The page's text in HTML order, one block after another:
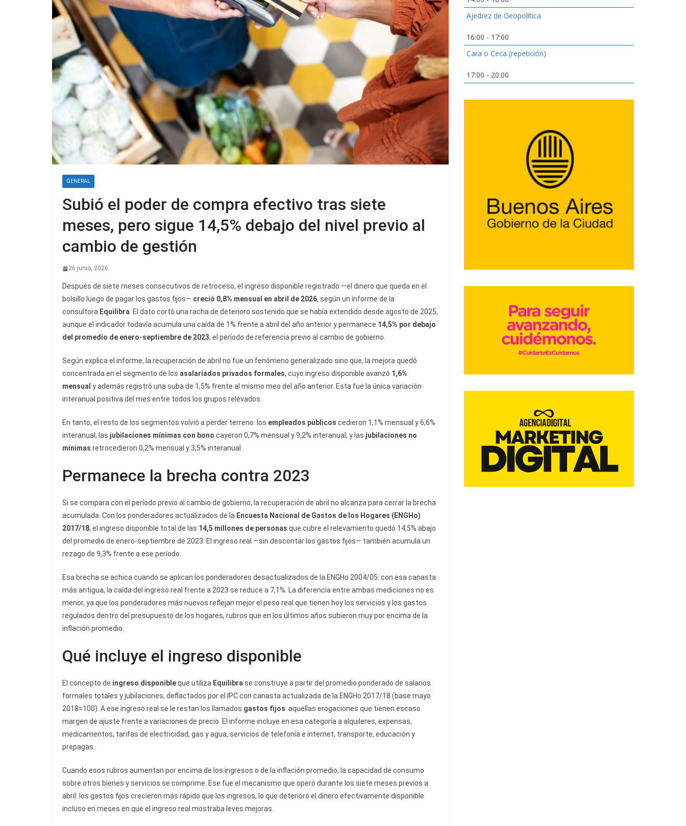
GENERAL
Subió el poder de compra efectivo tras siete
meses, pero sigue 14,5% debajo del nivel previo al
cambio de gestión
26 junio, 2026
Después de siete meses consecutivos de retroceso, el ingreso disponible registrado —el dinero que queda en el
bolsillo luego de pagar los gastos fijos— creció 0,8% mensual en abril de 2026, según un informe de la
consultora Equilibra. El dato cortó una racha de deterioro sostenido que se había extendido desde agosto de 2025,
aunque el indicador todavía acumula una caída de 1% frente a abril del año anterior y permanece 14,5% por debajo
del promedio de enero-septiembre de 2023, el período de referencia previo al cambio de gobierno.
Según explica el informe, la recuperación de abril no fue un fenómeno generalizado sino que, la mejora quedó
concentrada en el segmento de los asalariados privados formales, cuyo ingreso disponible avanzó 1,6%
mensual y además registró una suba de 1,5% frente al mismo mes del año anterior. Esta fue la única variación
interanual positiva del mes entre todos los grupos relevados.
En tanto, el resto de los segmentos volvió a perder terreno: los empleados públicos cedieron 1,1% mensual y 6,6%
interanual; las jubilaciones mínimas con bono cayeron 0,7% mensual y 9,2% interanual; y las jubilaciones no
mínimas retrocedieron 0,2% mensual y 3,5% interanual.
Permanece la brecha contra 2023
Si se compara con el período previo al cambio de gobierno, la recuperación de abril no alcanza para cerrar la brecha
acumulada. Con los ponderadores actualizados de la Encuesta Nacional de Gastos de los Hogares (ENGHo)
2017/18, el ingreso disponible total de las 14,5 millones de personas que cubre el relevamiento quedó 14,5% abajo
del promedio de enero-septiembre de 2023. El ingreso real —sin descontar los gastos fijos— también acumula un
rezago de 9,3% frente a ese período.
Esa brecha se achica cuando se aplican los ponderadores desactualizados de la ENGHo 2004/05: con esa canasta
más antigua, la caída del ingreso real frente a 2023 se reduce a 7,1%. La diferencia entre ambas mediciones no es
menor, ya que los ponderadores más nuevos reflejan mejor el peso real que tienen hoy los servicios y los gastos
regulados dentro del presupuesto de los hogares, rubros que en los últimos años subieron muy por encima de la
inflación promedio.
Qué incluye el ingreso disponible
El concepto de ingreso disponibleque utiliza Equilibrase construye a partir del promedio ponderado de salarios
formales totales y jubilaciones, deflactados por el IPC con canasta actualizada de la ENGHo 2017/18 (base mayo
2018=100). A ese ingreso real se le restan los llamados gastos fijos: aquellas erogaciones que tienen escaso
margen de ajuste frente a variaciones de precio. El informe incluye en esa categoría a alquileres, expensas,
medicamentos, tarifas de electricidad, gas y agua, servicios de telefonía e internet, transporte, educación y
prepagas.
Cuando esos rubros aumentan por encima de los ingresos o de la inflación promedio, la capacidad de consumo
sobre otros bienes y servicios se comprime. Ese fue el mecanismo que operó durante los siete meses previos a
abril: los gastos fijos crecieron más rápido que los ingresos, lo que deterioró el dinero efectivamente disponible
incluso en meses en que el ingreso real mostraba leves mejoras.
Ajedrez de Geopolítica
16:00 - 17:00
Cara o Ceca (repetición)
17:00 - 20:00